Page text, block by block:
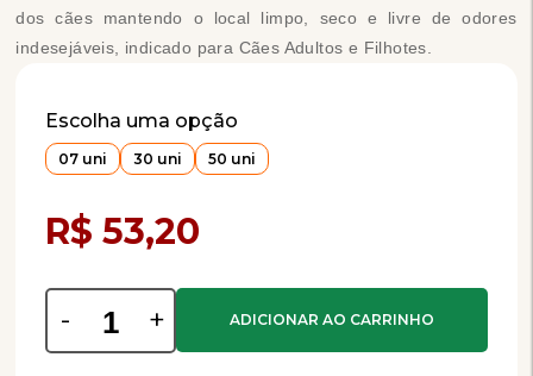
dos cães mantendo o local limpo, seco e livre de odores
indesejáveis, indicado para Cães Adultos e Filhotes.
Escolha uma opção
07 uni 30 uni 50 uni
R$ 53,20
- +